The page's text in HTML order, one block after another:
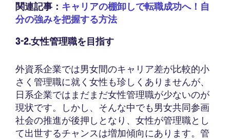
関連記事： キャリアの棚卸しで転職成功へ！自
分の強みを把握する方法
3-2.女性管理職を目指す
外資系企業では男女間のキャリア差が比較的小
さく管理職に就く女性も珍しくありませんが、
日系企業ではまだまだ女性管理職が少ないのが
現状です。しかし、そんな中でも男女共同参画
社会の推進が後押しとなり、女性が管理職とし
て出世するチャンスは増加傾向にあります。管